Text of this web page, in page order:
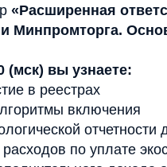
«Расширенная
и Минпромторга.
(мск) вы узнаете:
в реестрах
включения
по уплате